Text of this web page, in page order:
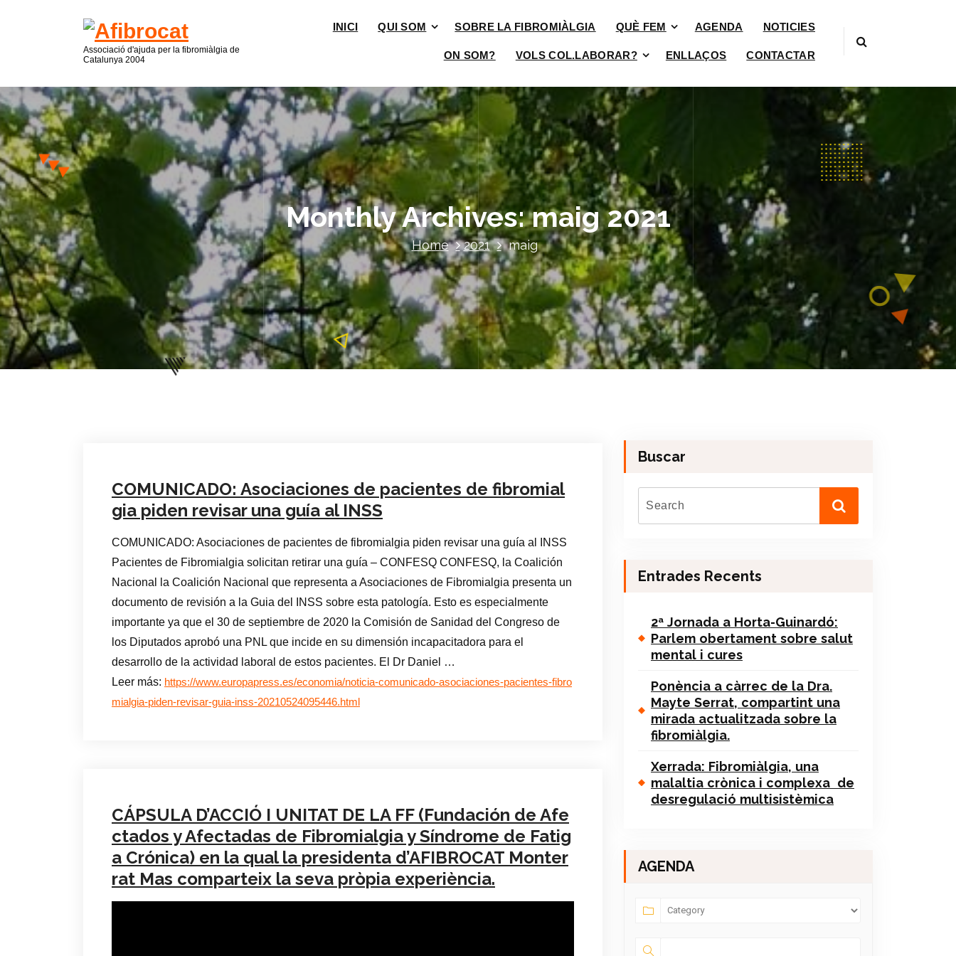
Associació d'ajuda per la fibromiàlgia de
Catalunya 2004
INICI QUI SOM SOBRE LA FIBROMIÀLGIA QUÈ FEM AGENDA NOTICIES
ON SOM? VOLS COL.LABORAR? ENLLAÇOS CONTACTAR
Monthly Archives: maig 2021
Home 2021 maig
COMUNICADO: Asociaciones de pacientes de fibromial
gia piden revisar una guía al INSS
COMUNICADO: Asociaciones de pacientes de fibromialgia piden revisar una guía al INSS
Pacientes de Fibromialgia solicitan retirar una guía – CONFESQ CONFESQ, la Coalición
Nacional la Coalición Nacional que representa a Asociaciones de Fibromialgia presenta un
documento de revisión a la Guia del INSS sobre esta patología. Esto es especialmente
importante ya que el 30 de septiembre de 2020 la Comisión de Sanidad del Congreso de
los Diputados aprobó una PNL que incide en su dimensión incapacitadora para el
desarrollo de la actividad laboral de estos pacientes. El Dr Daniel …
Leer más: https://www.europapress.es/economia/noticia-comunicado-asociaciones-pacientes-fibro
mialgia-piden-revisar-guia-inss-20210524095446.html
CÁPSULA D’ACCIÓ I UNITAT DE LA FF (Fundación de Afe
ctados y Afectadas de Fibromialgia y Síndrome de Fatig
a Crónica) en la qual la presidenta d’AFIBROCAT Monter
rat Mas comparteix la seva pròpia experiència.
Buscar
Entrades Recents
2ª Jornada a Horta-Guinardó:
Parlem obertament sobre salut
mental i cures
Ponència a càrrec de la Dra.
Mayte Serrat, compartint una
mirada actualitzada sobre la
fibromiàlgia.
Xerrada: Fibromiàlgia, una
malaltia crònica i complexa de
desregulació multisistèmica
AGENDA